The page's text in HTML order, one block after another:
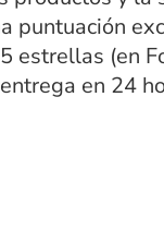
puntuación
estrellas (en
en 24